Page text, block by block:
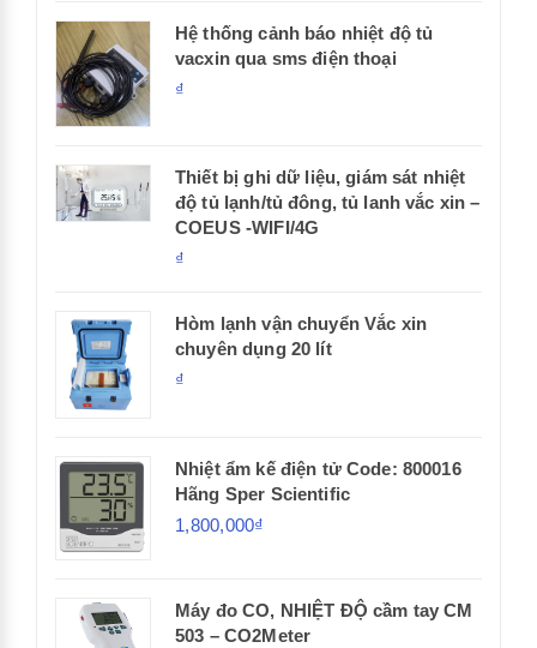
Hệ thống cảnh báo nhiệt độ tủ
vacxin qua sms điện thoại
₫
Thiết bị ghi dữ liệu, giám sát nhiệt
độ tủ lạnh/tủ đông, tủ lanh vắc xin –
COEUS -WIFI/4G
₫
Hòm lạnh vận chuyển Vắc xin
chuyên dụng 20 lít
₫
Nhiệt ẩm kế điện tử Code: 800016
Hãng Sper Scientific
1,800,000₫
Máy đo CO, NHIỆT ĐỘ cầm tay CM
503 – CO2Meter